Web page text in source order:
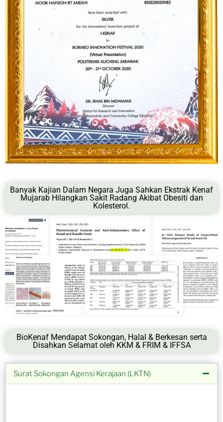
Banyak Kajian Dalam Negara Juga Sahkan Ekstrak Kenaf
Mujarab Hilangkan Sakit Radang Akibat Obesiti dan
Kolesterol.
BioKenaf Mendapat Sokongan, Halal & Berkesan serta
Disahkan Selamat oleh KKM & FRIM & IFFSA
Surat Sokongan Agensi Kerajaan (LKTN)